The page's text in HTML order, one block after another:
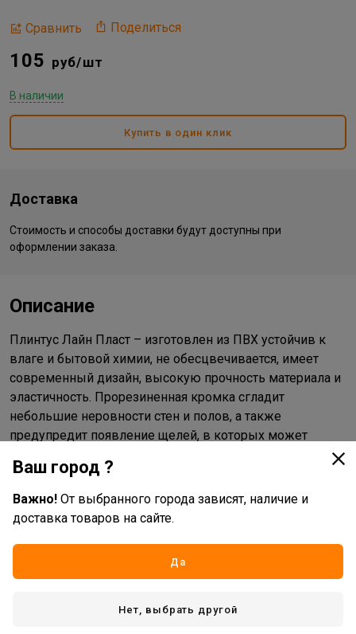
Сравнить Поделиться
105 руб/шт
В наличии
Купить в один клик
Доставка
Стоимость и способы доставки будут доступны при
оформлении заказа.
Описание
Плинтус Лайн Пласт – изготовлен из ПВХ устойчив к
влаге и бытовой химии, не обесцвечивается, имеет
современный дизайн, высокую прочность материала и
эластичность. Прорезиненная кромка сгладит
небольшие неровности стен и полов, а также
предупредит появление щелей, в которых может
скапливаться пыль, грязь. Плинтус состоит из базовой
планки и маскирующего элемента позволяющие
спрятать идущие вдоль стен провода. Плинтус
монтируется непосредственно к стене при помощи
Характеристики
Ваш город ?
Важно! От выбранного города зависят, наличие и
доставка товаров на сайте.
Да
Нет, выбрать другой